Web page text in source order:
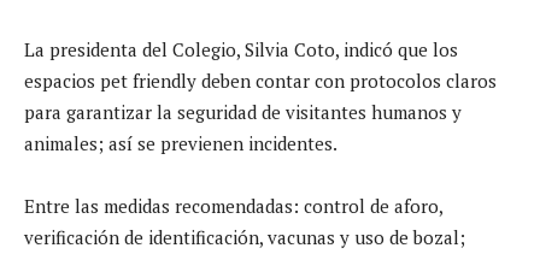
La presidenta del Colegio, Silvia Coto, indicó que los
espacios pet friendly deben contar con protocolos claros
para garantizar la seguridad de visitantes humanos y
animales; así se previenen incidentes.
Entre las medidas recomendadas: control de aforo,
verificación de identificación, vacunas y uso de bozal;